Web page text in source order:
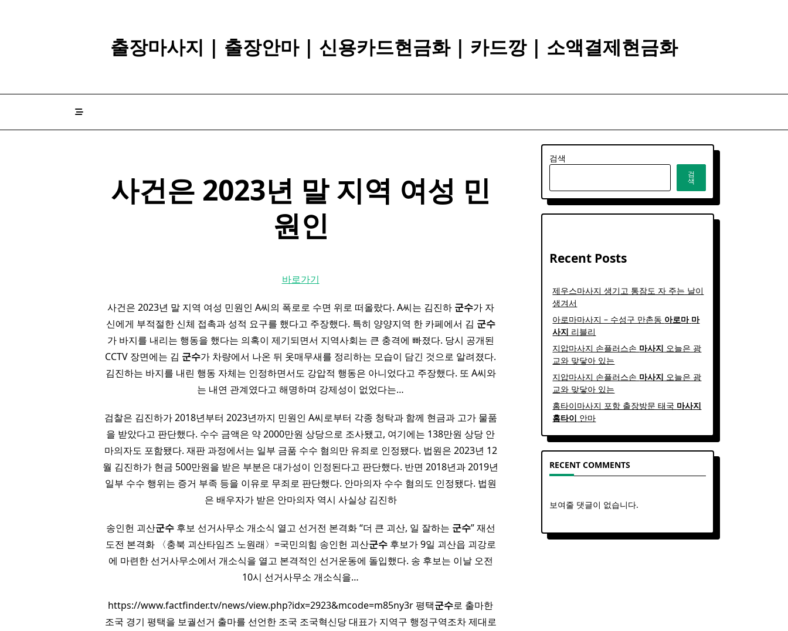
출장마사지 | 출장안마 | 신용카드현금화 | 카드깡 | 소액결제현금화
사건은 2023년 말 지역 여성 민
원인
바로가기
사건은 2023년 말 지역 여성 민원인 A씨의 폭로로 수면 위로 떠올랐다. A씨는 김진하 군수가 자
신에게 부적절한 신체 접촉과 성적 요구를 했다고 주장했다. 특히 양양지역 한 카페에서 김 군수
가 바지를 내리는 행동을 했다는 의혹이 제기되면서 지역사회는 큰 충격에 빠졌다. 당시 공개된
CCTV 장면에는 김 군수가 차량에서 나온 뒤 옷매무새를 정리하는 모습이 담긴 것으로 알려졌다.
김진하는 바지를 내린 행동 자체는 인정하면서도 강압적 행동은 아니었다고 주장했다. 또 A씨와
는 내연 관계였다고 해명하며 강제성이 없었다는…
검찰은 김진하가 2018년부터 2023년까지 민원인 A씨로부터 각종 청탁과 함께 현금과 고가 물품
을 받았다고 판단했다. 수수 금액은 약 2000만원 상당으로 조사됐고, 여기에는 138만원 상당 안
마의자도 포함됐다. 재판 과정에서는 일부 금품 수수 혐의만 유죄로 인정됐다. 법원은 2023년 12
월 김진하가 현금 500만원을 받은 부분은 대가성이 인정된다고 판단했다. 반면 2018년과 2019년
일부 수수 행위는 증거 부족 등을 이유로 무죄로 판단했다. 안마의자 수수 혐의도 인정됐다. 법원
은 배우자가 받은 안마의자 역시 사실상 김진하
송인헌 괴산군수후보 선거사무소 개소식 열고 선거전 본격화 “더 큰 괴산, 일 잘하는 군수” 재선
도전 본격화 〈충북 괴산타임즈 노원래〉=국민의힘 송인헌 괴산군수후보가 9일 괴산읍 괴강로
에 마련한 선거사무소에서 개소식을 열고 본격적인 선거운동에 돌입했다. 송 후보는 이날 오전
10시 선거사무소 개소식을…
https://www.factfinder.tv/news/view.php?idx=2923&mcode=m85ny3r 평택군수로 출마한
조국 경기 평택을 보궐선거 출마를 선언한 조국 조국혁신당 대표가 지역구 행정구역조차 제대로
검색
검
색
Recent Posts
제우스마사지 생기고 통잠도 자 주는 날이
생겨서
아로마마사지 – 수성구 만촌동 아로마 마
사지 리블리
지압마사지 손플러스손 마사지 오늘은 광
교와 맞닿아 있는
지압마사지 손플러스손 마사지 오늘은 광
교와 맞닿아 있는
홈타이마사지 포항 출장방문 태국 마사지
홈타이 안마​
RECENT COMMENTS
보여줄 댓글이 없습니다.